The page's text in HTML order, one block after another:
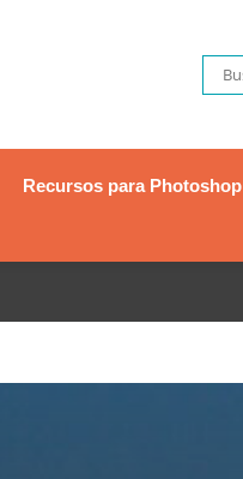
Recursos para Photoshop